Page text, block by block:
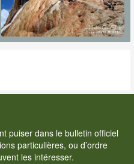
puiser dans le bulletin officiel
particulières, ou d’ordre
les intéresser.